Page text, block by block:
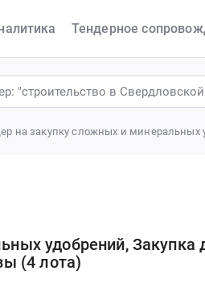
Тендерное
удобрений, Закупка
(4 лота)